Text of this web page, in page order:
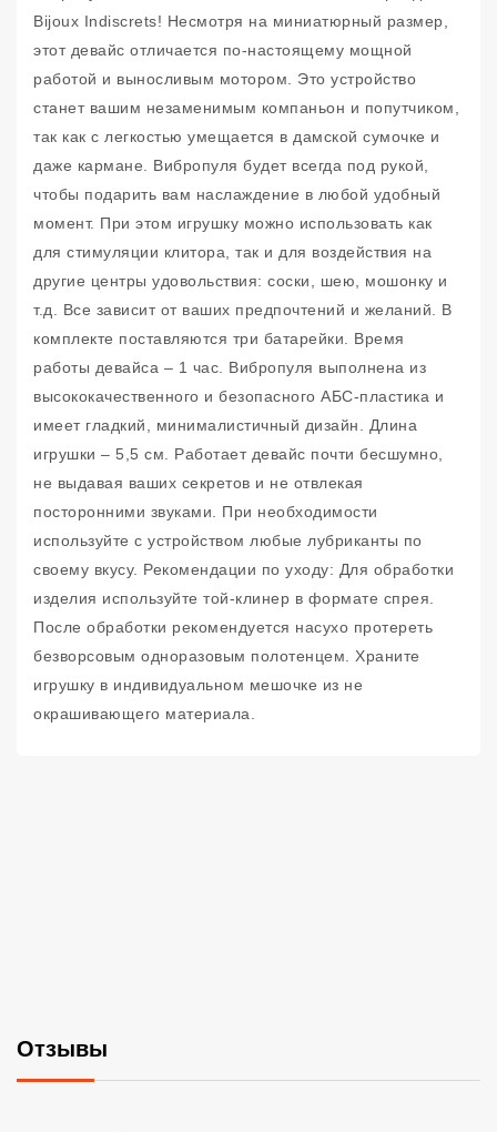
Bijoux Indiscrets! Несмотря на миниатюрный размер,
этот девайс отличается по-настоящему мощной
работой и выносливым мотором. Это устройство
станет вашим незаменимым компаньон и попутчиком,
так как с легкостью умещается в дамской сумочке и
даже кармане. Вибропуля будет всегда под рукой,
чтобы подарить вам наслаждение в любой удобный
момент. При этом игрушку можно использовать как
для стимуляции клитора, так и для воздействия на
другие центры удовольствия: соски, шею, мошонку и
т.д. Все зависит от ваших предпочтений и желаний. В
комплекте поставляются три батарейки. Время
работы девайса – 1 час. Вибропуля выполнена из
высококачественного и безопасного АБС-пластика и
имеет гладкий, минималистичный дизайн. Длина
игрушки – 5,5 см. Работает девайс почти бесшумно,
не выдавая ваших секретов и не отвлекая
посторонними звуками. При необходимости
используйте с устройством любые лубриканты по
своему вкусу. Рекомендации по уходу: Для обработки
изделия используйте той-клинер в формате спрея.
После обработки рекомендуется насухо протереть
безворсовым одноразовым полотенцем. Храните
игрушку в индивидуальном мешочке из не
окрашивающего материала.
Отзывы